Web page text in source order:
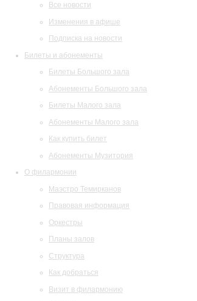
Все новости
Изменения в афише
Подписка на новости
Билеты и абонементы
Билеты Большого зала
Абонементы Большого зала
Билеты Малого зала
Абонементы Малого зала
Как купить билет
Абонементы Музитория
О филармонии
Маэстро Темирканов
Правовая информация
Оркестры
Планы залов
Структура
Как добраться
Визит в филармонию